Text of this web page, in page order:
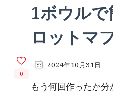
1ボウル
ロットマ
2024年10月31日
0
もう何回作ったか